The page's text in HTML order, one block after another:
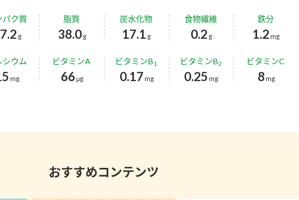
パク質
g
脂質
38.0 g
炭水化物
17.1 g
食物繊維
0.2 g
鉄分
1.2mg
シウム
mg
ビタミンA
66μg
ビタミンB1
0.17mg
ビタミンB2
0.25 mg
ビタミンC
8mg
おすすめコンテンツ